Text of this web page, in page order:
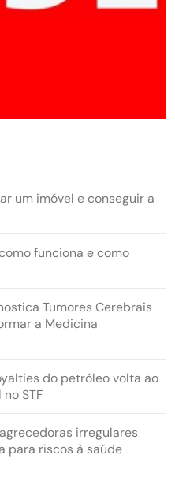
um imóvel e conseguir a
funciona e como
Tumores Cerebrais
a Medicina
do petróleo volta ao
STF
irregulares
para riscos à saúde